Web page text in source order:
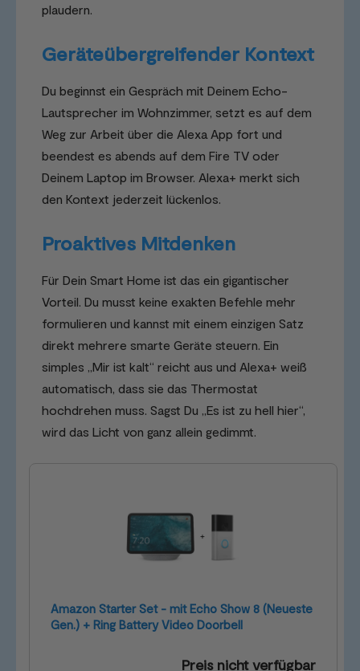
plaudern.
Geräteübergreifender Kontext
Du beginnst ein Gespräch mit Deinem Echo-
Lautsprecher im Wohnzimmer, setzt es auf dem
Weg zur Arbeit über die Alexa App fort und
beendest es abends auf dem Fire TV oder
Deinem Laptop im Browser. Alexa+ merkt sich
den Kontext jederzeit lückenlos.
Proaktives Mitdenken
Für Dein Smart Home ist das ein gigantischer
Vorteil. Du musst keine exakten Befehle mehr
formulieren und kannst mit einem einzigen Satz
direkt mehrere smarte Geräte steuern. Ein
simples „Mir ist kalt“ reicht aus und Alexa+ weiß
automatisch, dass sie das Thermostat
hochdrehen muss. Sagst Du „Es ist zu hell hier“,
wird das Licht von ganz allein gedimmt.
Amazon Starter Set - mit Echo Show 8 (Neueste
Gen.) + Ring Battery Video Doorbell
Preis nicht verfügbar